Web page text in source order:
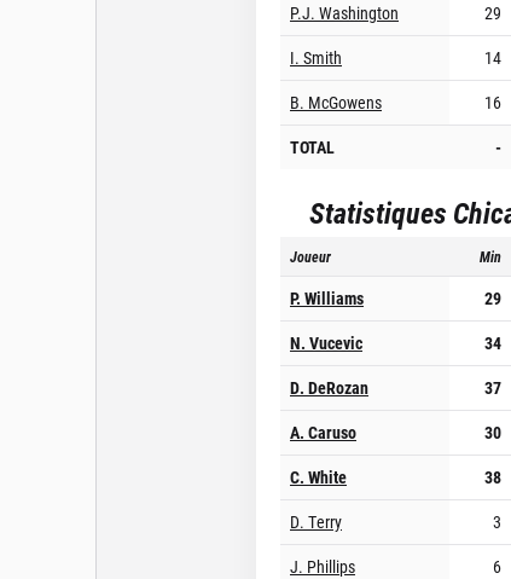
P.J. Washington
29
I. Smith
14
B. McGowens
16
TOTAL
-
Statistiques
Joueur Min
P. Williams 29
N. Vucevic
34
D. DeRozan
37
A. Caruso
30
C. White
38
D. Terry
3
J. Phillips
6